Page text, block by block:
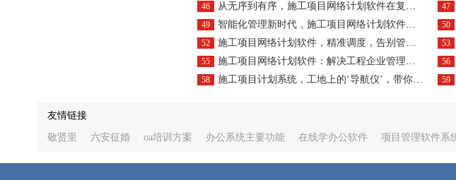
46 从无序到有序，施工项目网络计划软件在复杂项目管理中的实践智慧！ 47
49 智能化管理新时代，施工项目网络计划软件如何重塑工程企业命运？ 50
52 施工项目网络计划软件，精准调度，告别管理混乱时代！ 53
55 施工项目网络计划软件：解决工程企业管理瓶颈的利器 56
58 施工项目计划系统，工地上的‘导航仪’，带你‘穿越’施工迷雾！ 59
友情链接
敬贤里 六安征婚 oa培训方案 办公系统主要功能 在线学办公软件 项目管理软件系